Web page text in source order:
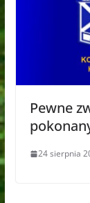
Pewne
24 sierpnia